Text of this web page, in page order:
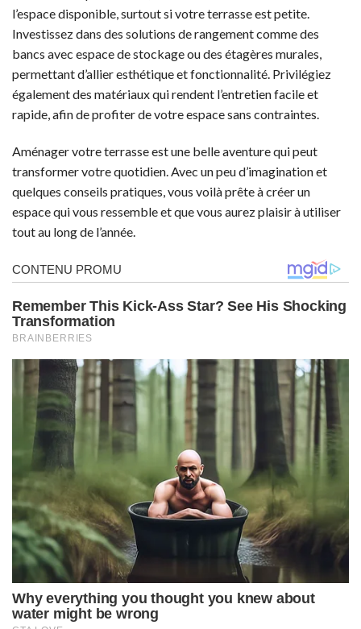
l’espace disponible, surtout si votre terrasse est petite.
Investissez dans des solutions de rangement comme des
bancs avec espace de stockage ou des étagères murales,
permettant d’allier esthétique et fonctionnalité. Privilégiez
également des matériaux qui rendent l’entretien facile et
rapide, afin de profiter de votre espace sans contraintes.
Aménager votre terrasse est une belle aventure qui peut
transformer votre quotidien. Avec un peu d’imagination et
quelques conseils pratiques, vous voilà prête à créer un
espace qui vous ressemble et que vous aurez plaisir à utiliser
tout au long de l’année.